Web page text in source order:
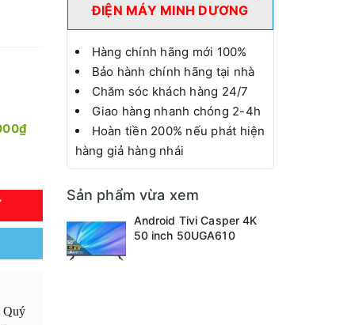
Quý
ĐIỆN MÁY MINH DƯƠNG
Hàng chính hãng mới 100%
Bảo hành chính hãng tại nhà
Chăm sóc khách hàng 24/7
Giao hàng nhanh chóng 2-4h
Hoàn tiền 200% nếu phát hiện
hàng giả hàng nhái
Sản phẩm vừa xem
Android Tivi Casper 4K
50 inch 50UGA610